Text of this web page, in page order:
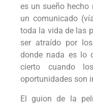
es un sueño hecho
un comunicado
toda la vida de las
ser atraído por
donde nada es lo
cierto cuando
oportunidades son
El guion de la